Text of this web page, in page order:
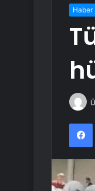
Haber